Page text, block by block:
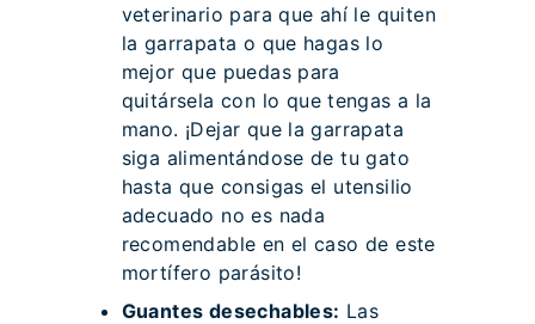
veterinario para que ahí le quiten
la garrapata o que hagas lo
mejor que puedas para
quitársela con lo que tengas a la
mano. ¡Dejar que la garrapata
siga alimentándose de tu gato
hasta que consigas el utensilio
adecuado no es nada
recomendable en el caso de este
mortífero parásito!
Guantes desechables: Las